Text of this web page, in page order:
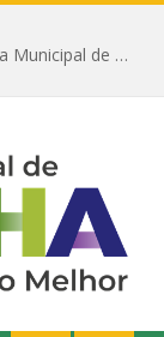
Prefeitura de Prainha, por meio da Secretaria Municipal de Educação, abre 354 vagas na área da Educação para 2025 com processo seletivo simplificado